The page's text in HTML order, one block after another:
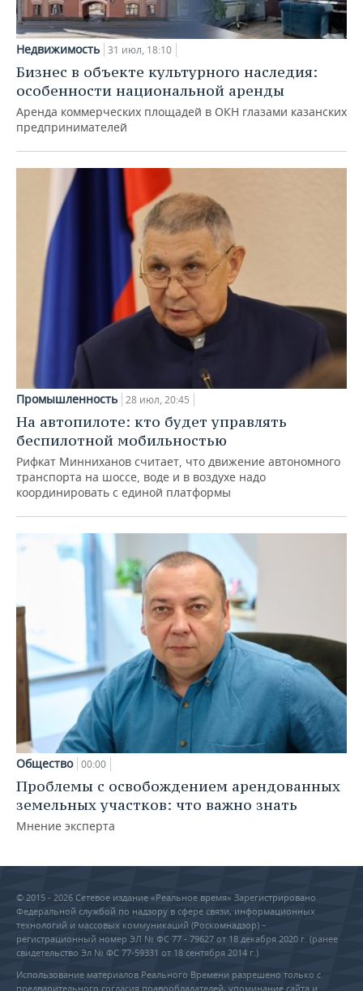
Недвижимость 31 июл, 18:10
Бизнес в объекте культурного наследия:
особенности национальной аренды
Аренда коммерческих площадей в ОКН глазами казанских
предпринимателей
Промышленность 28 июл, 20:45
На автопилоте: кто будет управлять
беспилотной мобильностью
Рифкат Минниханов считает, что движение автономного
транспорта на шоссе, воде и в воздухе надо
координировать с единой платформы
Общество 00:00
Проблемы с освобождением арендованных
земельных участков: что важно знать
Мнение эксперта
© 2015 - 2026 Сетевое издание «Реальное время» Зарегистрировано
Федеральной службой по надзору в сфере связи, информационных
технологий и массовых коммуникаций (Роскомнадзор) –
регистрационный номер ЭЛ № ФС 77 - 79627 от 18 декабря 2020 г. (ранее
свидетельство Эл № ФС 77-59331 от 18 сентября 2014 г.)
Использование материалов Реального Времени разрешено только с
предварительного согласия правообладателей, упоминание сайта и